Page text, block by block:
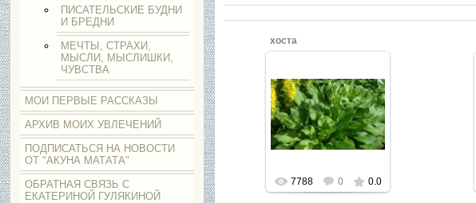
ПИСАТЕЛЬСКИЕ БУДНИ
И БРЕДНИ
МЕЧТЫ, СТРАХИ,
МЫСЛИ, МЫСЛИШКИ,
ЧУВСТВА
МОИ ПЕРВЫЕ РАССКАЗЫ
АРХИВ МОИХ УВЛЕЧЕНИЙ
ПОДПИСАТЬСЯ НА НОВОСТИ
ОТ "АКУНА МАТАТА"
ОБРАТНАЯ СВЯЗЬ С
ЕКАТЕРИНОЙ ГУЛЯКИНОЙ
хоста
Нажмите, чтобы
увеличить.
7788 0 0.0